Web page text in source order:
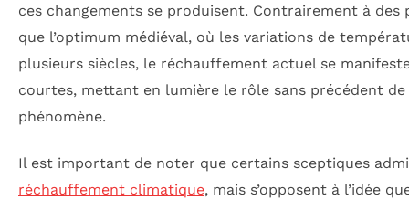
ces changements se produisent. Contrairement à
que l’optimum médiéval, où les variations de
plusieurs siècles, le réchauffement actuel se
courtes, mettant en lumière le rôle sans précédent de
phénomène.
Il est important de noter que certains sceptiques
réchauffement climatique, mais s’opposent à l’idée